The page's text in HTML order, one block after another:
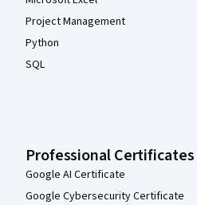
Project Management
Python
SQL
Professional Certificates
Google AI Certificate
Google Cybersecurity Certificate